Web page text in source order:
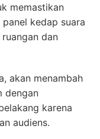
memastikan
kedap suara
dan
akan menambah
dengan
karena
audiens.